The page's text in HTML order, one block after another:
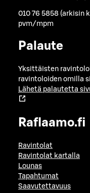
010 76 5858 (arkisin
pvm/mpm
Palaute
Yksittäisten
ravintoloiden omilla
Lähetä palautetta
Raflaamo.fi
Ravintolat
Ravintolat kartalla
Lounas
Tapahtumat
Saavutettavuus